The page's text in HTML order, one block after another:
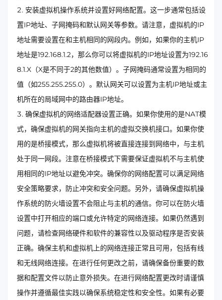
安装虚拟机操作系统并设置好网络配置。这一步通常包括设
置IP地址、子网掩码和默认网关等参数。请注意，虚拟机的IP
地址需要设置在和主机相同的网段内。例如，如果你的主机IP
地址是192.168.1.2，那么你可以将虚拟机的IP地址设置为192.16
8.1.X（X是不同于2的其他数值）。子网掩码通常设置为相同的
值（如255.255.255.0）。默认网关可以设置为主机IP地址或主
机所在的局域网中的路由器IP地址。
确保虚拟机的网络适配器设置正确。如果你使用的是NAT模
式，确保虚拟机的网关指向主机的虚拟交换机接口。如果你使
用的是桥接模式，那么虚拟机将被直接连接到网络中，与主机
处于同一网段。注意在桥接模式下需要保证虚拟机不与主机使
用相同的IP地址以避免冲突。确保你的网络配置可以满足网络
安全策略要求，防止冲突和安全问题。另外，请确保虚拟机操
作系统的防火墙设置不会阻止与主机的通信。你可以在防火墙
设置中打开相应的端口或允许特定的网络连接。如果仍然遇到
问题，请检查网络硬件和软件的兼容性以及驱动程序是否安装
正确。确保主机和虚拟机上的网络连接正常且可用，包括有线
和无线网络连接。在进行任何更改之前，请确保备份重要的数
据和配置文件以防止意外损失。在进行网络配置更改时请谨慎
操作并遵循最佳实践以确保系统稳定性和安全性。如果有必要